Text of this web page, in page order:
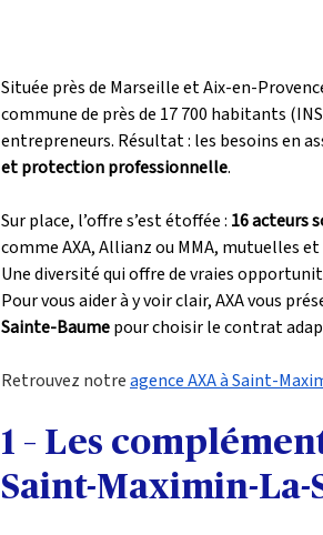
Située près de Marseille et Aix-en-
commune de près de 17 700 habitants
entrepreneurs. Résultat : les besoins en
et protection professionnelle.
Sur place, l’offre s’est étoffée : 16 acteurs
comme AXA, Allianz ou MMA, mutuelles
Une diversité qui offre de vraies
Pour vous aider à y voir clair, AXA vous
Sainte-Baume pour choisir le contrat
Retrouvez notre agence AXA à Saint-
1 – Les
Saint-Maximin-La-